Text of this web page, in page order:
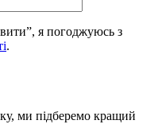
я погоджуюсь з
.
ми підберемо кращий